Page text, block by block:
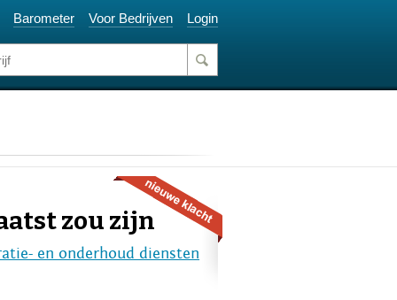
Barometer Voor Bedrijven Login
zou zijn
en onderhoud diensten